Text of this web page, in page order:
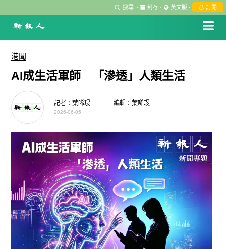
搜尋 · 封存 · 英文版 · 訂閱
港聞
AI成生活軍師 「滲透」人類生活
記者：葉晞琝 編輯：葉晞琝
2026-06-05